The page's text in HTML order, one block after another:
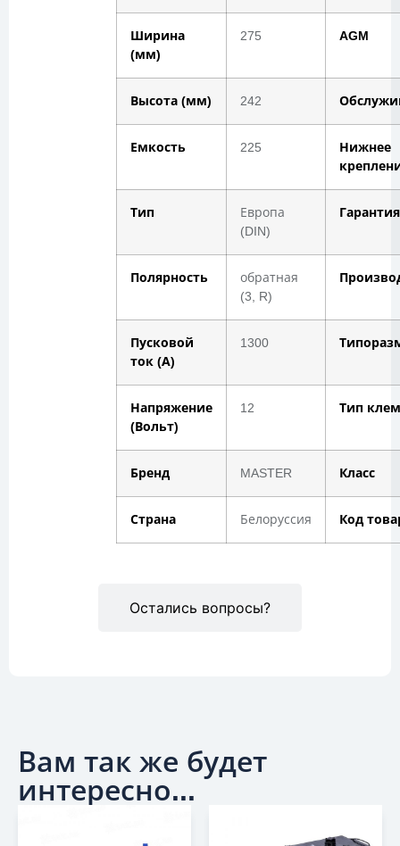
Остались вопросы?
Ширина
(мм)
275 AGM
Высота (мм) 242
Емкость 225
Нижнее
Тип
Европа
(DIN)
Полярность
обратная
(3, R)
Пусковой
ток (А)
1300
Напряжение
(Вольт)
12 Тип
Бренд MASTER Класс
Страна Белоруссия Код
Вам так же будет
интересно...